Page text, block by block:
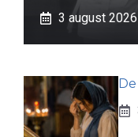
3 august 2026